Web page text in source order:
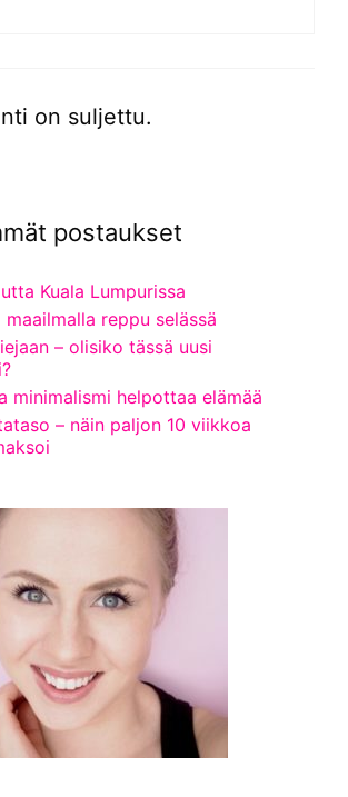
on suljettu.
postaukset
Kuala Lumpurissa
reppu selässä
– olisiko tässä uusi
minimalismi helpottaa elämää
– näin paljon 10 viikkoa